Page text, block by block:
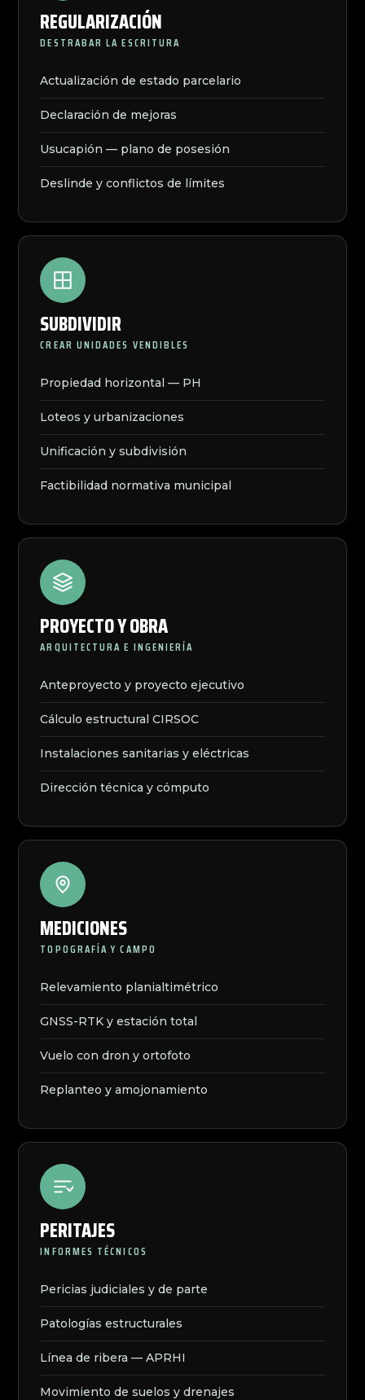
REGULARIZACIÓN
DESTRABAR LA ESCRITURA
Actualización de estado parcelario
Declaración de mejoras
Usucapión — plano de posesión
Deslinde y conflictos de límites
SUBDIVIDIR
CREAR UNIDADES VENDIBLES
Propiedad horizontal — PH
Loteos y urbanizaciones
Unificación y subdivisión
Factibilidad normativa municipal
PROYECTO Y OBRA
ARQUITECTURA E INGENIERÍA
Anteproyecto y proyecto ejecutivo
Cálculo estructural CIRSOC
Instalaciones sanitarias y eléctricas
Dirección técnica y cómputo
MEDICIONES
TOPOGRAFÍA Y CAMPO
Relevamiento planialtimétrico
GNSS-RTK y estación total
Vuelo con dron y ortofoto
Replanteo y amojonamiento
PERITAJES
INFORMES TÉCNICOS
Pericias judiciales y de parte
Patologías estructurales
Línea de ribera — APRHI
Movimiento de suelos y drenajes